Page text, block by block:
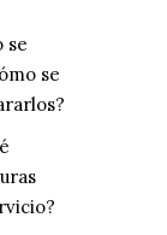
se
se